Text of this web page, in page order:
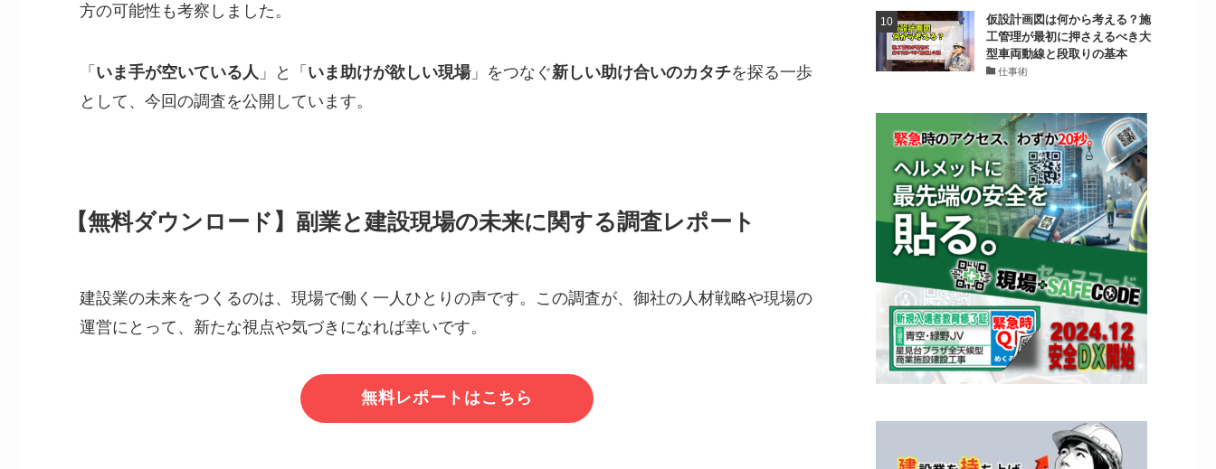
方の可能性も考察しました。
「 いま手が空いている人 」と「 いま助けが欲しい現場」をつなぐ新しい助け合いのカタチを探る一歩
として、今回の調査を公開しています。
【無料ダウンロード】副業と建設現場の未来に関する調査レポート
建設業の未来をつくるのは、現場で働く一人ひとりの声です。この調査が、御社の人材戦略や現場の
運営にとって、新たな視点や気づきになれば幸いです。
無料レポートはこちら
仮設計画図は何から考える？施
工管理が最初に押さえるべき大
型車両動線と段取りの基本
仕事術